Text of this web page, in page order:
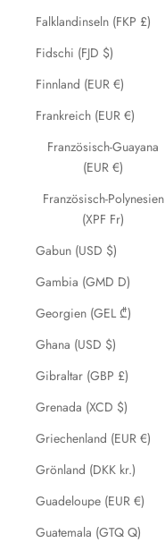
Falklandinseln (FKP £)
Fidschi (FJD $)
Finnland (EUR €)
Frankreich (EUR €)
Französisch-Guayana
(EUR €)
Französisch-Polynesien
(XPF Fr)
Gabun (USD $)
Gambia (GMD D)
Georgien (GEL ₾)
Ghana (USD $)
Gibraltar (GBP £)
Grenada (XCD $)
Griechenland (EUR €)
Grönland (DKK kr.)
Guadeloupe (EUR €)
Guatemala (GTQ Q)